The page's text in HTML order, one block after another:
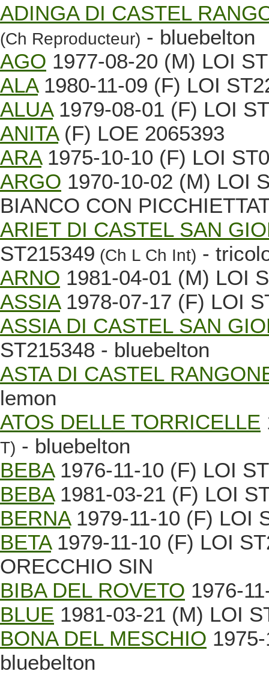
ADINGA DI CASTEL
(Ch Reproducteur) - bluebelton
AGO 1977-08-20 (M) LOI
ALA1980-11-09 (F) LOI
ALUA1979-08-01 (F) LOI
ANITA(F) LOE 2065393
ARA1975-10-10 (F) LOI
ARGO 1970-10-02 (M) LOI
BIANCO CON
ARIET DI CASTEL SAN
ST215349 (Ch L Ch Int) -
ARNO 1981-04-01 (M) LOI
ASSIA1978-07-17 (F) LOI
ASSIA DI CASTEL SAN
ST215348 - bluebelton
ASTA DI CASTEL
lemon
ATOS DELLE TORRICELLE
T) - bluebelton
BEBA1976-11-10 (F) LOI
BEBA1981-03-21 (F) LOI
BERNA1979-11-10 (F) LOI
BETA1979-11-10 (F) LOI
ORECCHIO SIN
BIBA DEL ROVETO 1976-
BLUE 1981-03-21 (M) LOI
BONA DEL MESCHIO
bluebelton